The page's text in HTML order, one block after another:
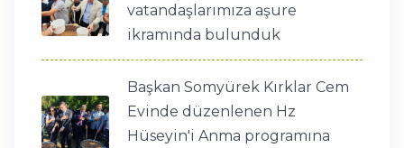
vatandaşlarımıza aşure
ikramında bulunduk
Başkan Somyürek Kırklar Cem
Evinde düzenlenen Hz
Hüseyin'i Anma programına